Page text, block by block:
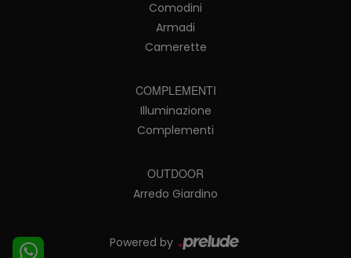
Comodini
Armadi
Camerette
COMPLEMENTI
Illuminazione
Complementi
OUTDOOR
Arredo Giardino
Powered by